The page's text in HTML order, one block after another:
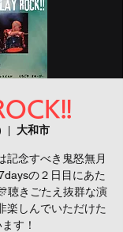
  |
大和市
記念すべき鬼怒無月
の２日目にあた
聴きごたえ抜群な演
楽しんでいただけた
す！